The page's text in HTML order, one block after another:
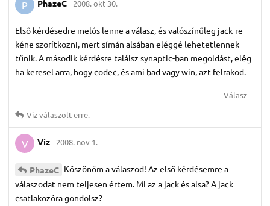
P PhazeC 2008. okt 30.
Első kérdésedre melós lenne a válasz, és valószínűleg jack-re
kéne szorítkozni, mert símán alsában eléggé lehetetlennek
tűnik. A második kérdésre találsz synaptic-ban megoldást, elég
ha keresel arra, hogy codec, és ami bad vagy win, azt felrakod.
Válasz
Vizválaszolt erre.
V Viz 2008. nov 1.
PhazeC Köszönöm a válaszod! Az első kérdésemre a
válaszodat nem teljesen értem. Mi az a jack és alsa? A jack
csatlakozóra gondolsz?